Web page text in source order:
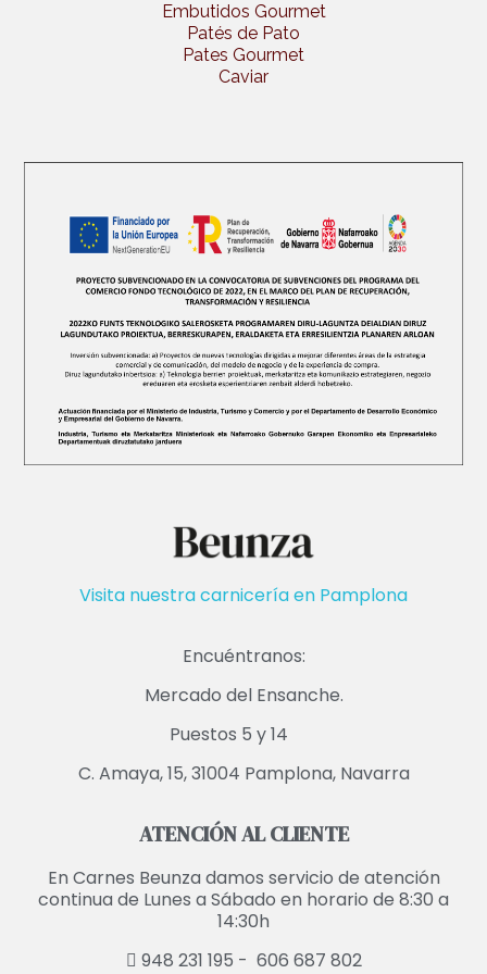
Embutidos Gourmet
Patés de Pato
Pates Gourmet
Caviar
Visita nuestra carnicería en Pamplona
Encuéntranos:
Mercado del Ensanche.
Puestos 5 y 14
C. Amaya, 15, 31004 Pamplona, Navarra
ATENCIÓN AL CLIENTE
En Carnes Beunza damos servicio de atención
continua de Lunes a Sábado en horario de 8:30 a
14:30h
948 231 195 - 606 687 802